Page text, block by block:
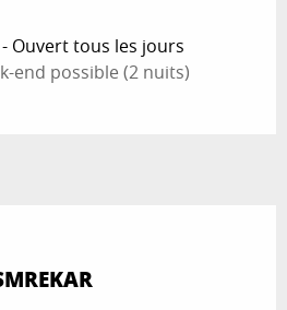
Ouvert tous les jours
end possible (2 nuits)